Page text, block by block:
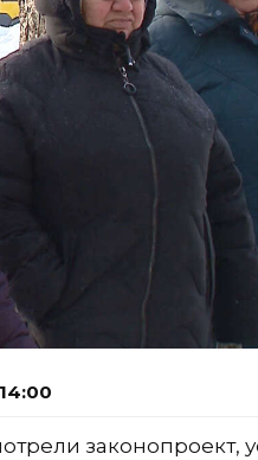
законопроект,